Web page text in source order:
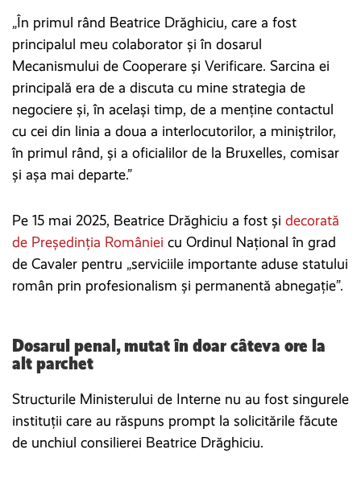
„În primul rând Beatrice Drăghiciu, care a fost
principalul meu colaborator și în dosarul
Mecanismului de Cooperare și Verificare. Sarcina ei
principală era de a discuta cu mine strategia de
negociere și, în același timp, de a menține contactul
cu cei din linia a doua a interlocutorilor, a miniștrilor,
în primul rând, și a oficialilor de la Bruxelles, comisar
și așa mai departe.”
Pe 15 mai 2025, Beatrice Drăghiciu a fost și decorată
de Președinția României cu Ordinul Național în grad
de Cavaler pentru „serviciile importante aduse statului
român prin profesionalism și permanentă abnegație”.
Dosarul penal, mutat în doar câteva ore la
alt parchet
Structurile Ministerului de Interne nu au fost singurele
instituții care au răspuns prompt la solicitările făcute
de unchiul consilierei Beatrice Drăghiciu.